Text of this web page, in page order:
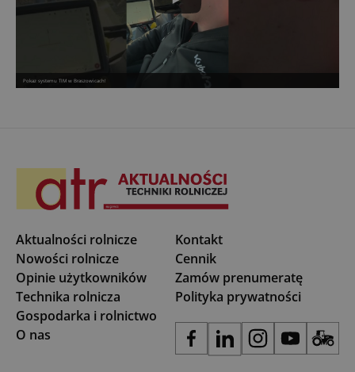
Pokaz systemu TIM w Braszowicach!
Aktualności rolnicze
Nowości rolnicze
Opinie użytkowników
Technika rolnicza
Gospodarka i rolnictwo
O nas
Kontakt
Cennik
Zamów prenumeratę
Polityka prywatności